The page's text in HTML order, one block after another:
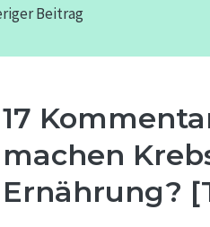
Beitrag
17
machen
Ernährung?